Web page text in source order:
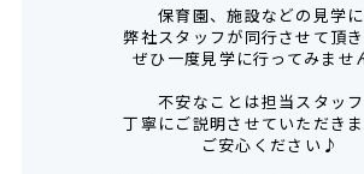
保育園、施設などの見学
弊社スタッフが同行させて頂
ぜひ一度見学に行ってみませ
不安なことは担当スタッ
丁寧にご説明させていただき
ご安心ください♪